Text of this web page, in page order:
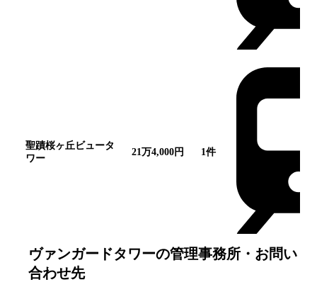
聖蹟桜ヶ丘ビュータ
ワー
21万4,000円 1件
ヴァンガードタワーの管理事務所・お問い
合わせ先